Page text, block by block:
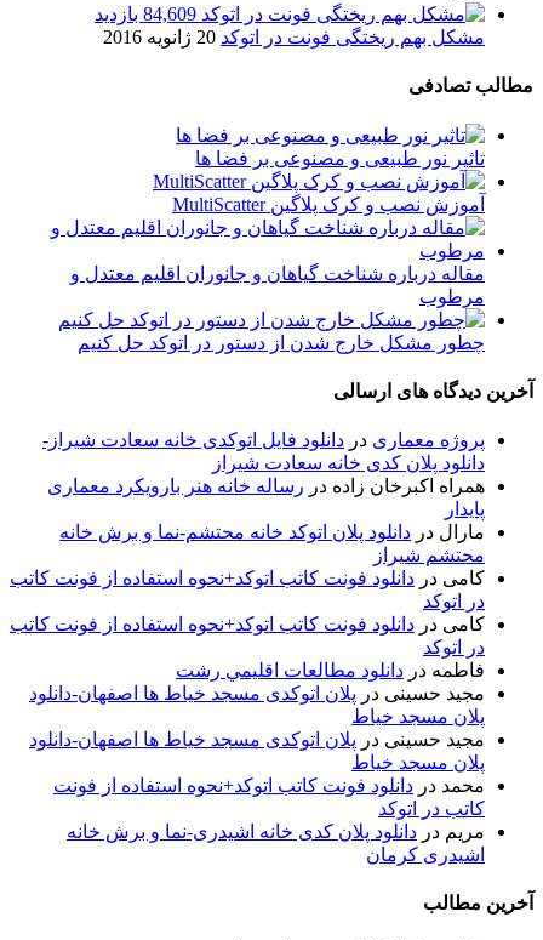
84,609 بازدید
مشکل بهم ریختگی فونت در اتوکد 20 ژانویه 2016
مطالب تصادفی
تاثیر نور طبیعی و مصنوعی بر فضا ها
آموزش نصب و کرک پلاگین MultiScatter
مقاله درباره شناخت گیاهان و جانوران اقلیم معتدل و
مرطوب
چطور مشکل خارج شدن از دستور در اتوکد حل کنیم
آخرین دیدگاه های ارسالی
پروژه معماری در دانلود فایل اتوکدی خانه سعادت شیراز-
دانلود پلان کدی خانه سعادت شیراز
همراه اکبرخان زاده در رساله خانه هنر بارویکرد معماری
پایدار
مارال در دانلود پلان اتوکد خانه محتشم-نما و برش خانه
محتشم شیراز
کامی در دانلود فونت کاتب اتوکد+نحوه استفاده از فونت کاتب
در اتوکد
کامی در دانلود فونت کاتب اتوکد+نحوه استفاده از فونت کاتب
در اتوکد
فاطمه در دانلود مطالعات اقليمي رشت
مجید حسینی در پلان اتوکدی مسجد خیاط ها اصفهان-دانلود
پلان مسجد خیاط
مجید حسینی در پلان اتوکدی مسجد خیاط ها اصفهان-دانلود
پلان مسجد خیاط
محمد در دانلود فونت کاتب اتوکد+نحوه استفاده از فونت
کاتب در اتوکد
مریم در دانلود پلان کدی خانه اشیدری-نما و برش خانه
اشیدری کرمان
آخرین مطالب